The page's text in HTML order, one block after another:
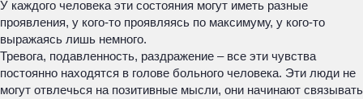
У каждого человека эти состояния могут иметь разные
проявления, у кого-то проявляясь по максимуму, у кого-то
выражаясь лишь немного.
Тревога, подавленность, раздражение – все эти чувства
постоянно находятся в голове больного человека. Эти люди не
могут отвлечься на позитивные мысли, они начинают связывать